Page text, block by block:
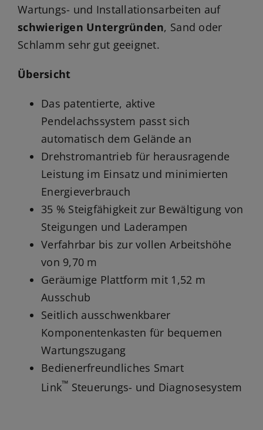
Wartungs- und Installationsarbeiten auf
schwierigen Untergründen, Sand oder
Schlamm sehr gut geeignet.
Übersicht
Das patentierte, aktive
Pendelachssystem passt sich
automatisch dem Gelände an
Drehstromantrieb für herausragende
Leistung im Einsatz und minimierten
Energieverbrauch
35 % Steigfähigkeit zur Bewältigung von
Steigungen und Laderampen
Verfahrbar bis zur vollen Arbeitshöhe
von 9,70 m
Geräumige Plattform mit 1,52 m
Ausschub
Seitlich ausschwenkbarer
Komponentenkasten für bequemen
Wartungszugang
Bedienerfreundliches Smart
Link™ Steuerungs- und Diagnosesystem